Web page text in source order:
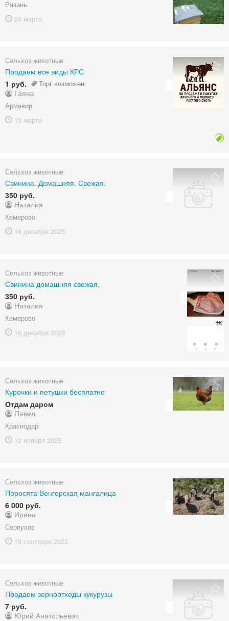
Рязань
24 марта
Сельхоз животные
Продаем все виды КРС
1 руб.
Торг возможен
Гаяна
Армавир
13 марта
Сельхоз животные
Свинина. Домашняя. Свежая.
350 руб.
Наталия
Кемерово
16 декабря 2025
Сельхоз животные
Свинина домашняя свежая.
350 руб.
Наталия
Кемерово
16 декабря 2025
Сельхоз животные
Курочки и петушки бесплатно
Отдам даром
Павел
Краснодар
12 ноября 2025
Сельхоз животные
Поросята Венгерская мангалица
6 000 руб.
Ирина
Серпухов
19 сентября 2025
Сельхоз животные
Продаем зерноотходы кукурузы
7 руб.
Юрий Анатольевич